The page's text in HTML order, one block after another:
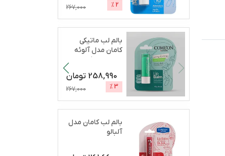
2
%
267,000
بالم لب ماتیکی
کامان مدل آلوئه
ورا مرطوب‌کننده،
258,990 تومان
3
%
267,000
بالم لب کامان مدل
آلبالو